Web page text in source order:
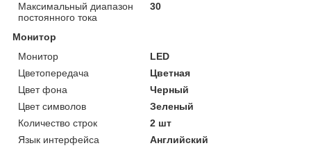
Максимальный диапазон
постоянного тока
30
Монитор
Монитор
LED
Цветопередача
Цветная
Цвет фона
Черный
Цвет символов
Зеленый
Количество строк
2 шт
Язык интерфейса
Английский